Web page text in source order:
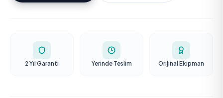
2 Yıl Garanti Yerinde Teslim Orijinal Ekipman